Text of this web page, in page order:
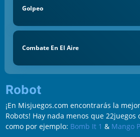
Golpeo
Combate En El Aire
Robot
¡En Misjuegos.com encontrarás la
Robots! Hay nada menos que 22juegos
como por ejemplo: Bomb It 1 & Mango